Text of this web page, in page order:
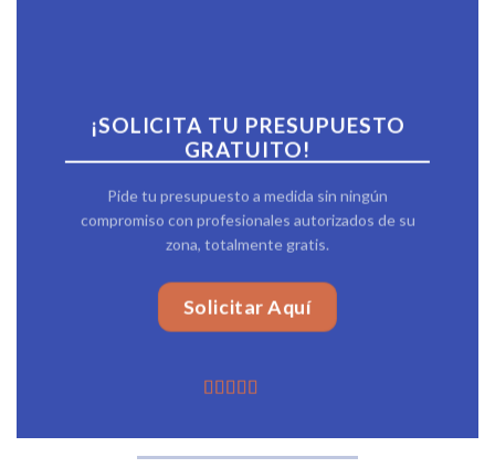
¡SOLICITA TU PRESUPUESTO
GRATUITO!
Pide tu presupuesto a medida sin ningún
compromiso con profesionales autorizados de su
zona, totalmente gratis.
Solicitar Aquí